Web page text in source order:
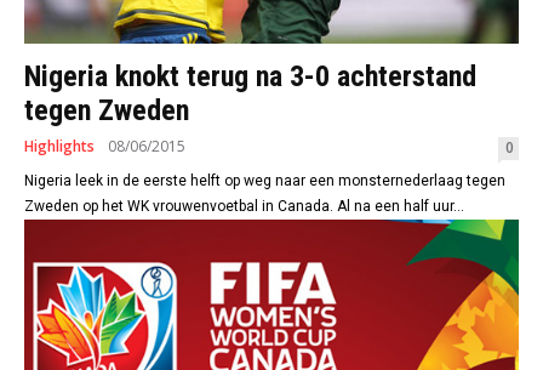
Nigeria knokt terug na 3-0 achterstand
tegen Zweden
Highlights 08/06/2015 0
Nigeria leek in de eerste helft op weg naar een monsternederlaag tegen
Zweden op het WK vrouwenvoetbal in Canada. Al na een half uur...